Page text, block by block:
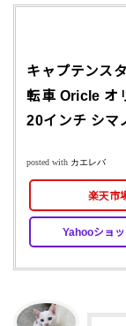
キャプテンス
転車 Oricle オ
20インチ シマ
posted with カエレバ
楽天市
Yahooショ